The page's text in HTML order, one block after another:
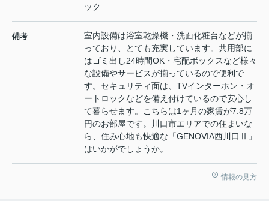
ック
備考
室内設備は浴室乾燥機・洗面化粧台などが揃
っており、とても充実しています。共用部に
はゴミ出し24時間OK・宅配ボックスなど様々
な設備やサービスが揃っているので便利で
す。セキュリティ面は、TVインターホン・オ
ートロックなどを備え付けているので安心し
て暮らせます。こちらは1ヶ月の家賃が7.8万
円のお部屋です。川口市エリアでの住まいな
ら、住み心地も快適な「GENOVIA西川口Ⅱ」
はいかがでしょうか。
情報の見方